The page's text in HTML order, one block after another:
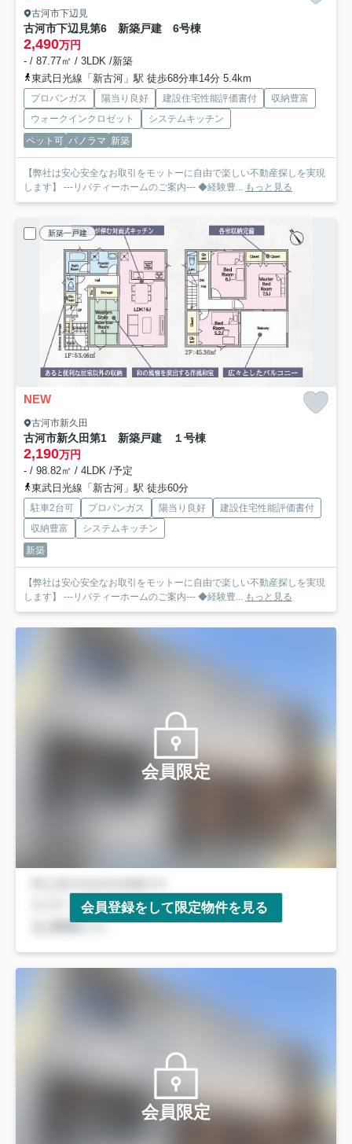
古河市下辺見
古河市下辺見第6 新築戸建 6号棟
2,490万円
- / 87.77㎡ / 3LDK /新築
東武日光線「新古河」駅 徒歩68分車14分 5.4km
プロパンガス 陽当り良好 建設住宅性能評価書付
収納豊富
ウォークインクロゼット
システムキッチン
ペット可 パノラマ 新築
【弊社は安心安全なお取引をモットーに自由で楽しい不動産探しを実現
します】 ---リバティーホームのご案内--- ◆経験豊... もっと見る
新築一戸建
NEW
古河市新久田
古河市新久田第1 新築戸建 １号棟
2,190万円
- / 98.82㎡ / 4LDK /予定
東武日光線「新古河」駅 徒歩60分
駐車2台可 プロパンガス 陽当り良好
建設住宅性能評価書付
収納豊富
システムキッチン
新築
【弊社は安心安全なお取引をモットーに自由で楽しい不動産探しを実現
します】 ---リバティーホームのご案内--- ◆経験豊... もっと見る
会員限定
会員登録をして限定物件を見る
会員限定